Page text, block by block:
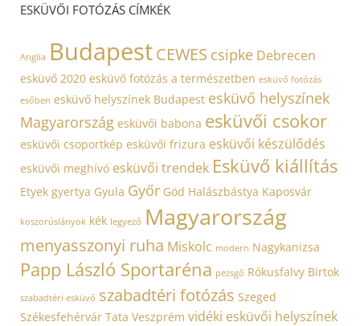
ESKÜVŐI FOTÓZÁS CÍMKÉK
Anglia BudapestCEWES csipke Debrecen
esküvő 2020 esküvő fotózás a természetben esküvő fotózás
esőben esküvő helyszínek Budapest esküvő helyszínek
Magyarország esküvői babona esküvői csokor
esküvői csoportkép esküvői frizura esküvői készülődés
esküvői meghívó esküvői trendek Esküvő kiállítás
Etyek gyertya Gyula Győr Göd Halászbástya Kaposvár
koszorúslányok kék legyező Magyarország
menyasszonyi ruha Miskolc modern Nagykanizsa
Papp László Sportaréna pezsgő Rókusfalvy Birtok
szabadtéri esküvő szabadtéri fotózás Szeged
Székesfehérvár Tata Veszprém vidéki esküvői helyszínek